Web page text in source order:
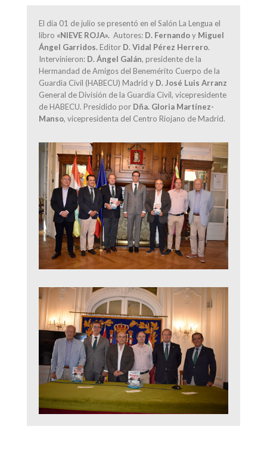
El día 01 de julio se presentó en el Salón La Lengua el
libro «NIEVE ROJA». Autores:D. Fernandoy Miguel
Ángel Garridos. Editor D. Vidal Pérez Herrero.
Intervinieron: D. Ángel Galán, presidente de la
Hermandad de Amigos del Benemérito Cuerpo de la
Guardia Civil (HABECU) Madrid y D. José Luis Arranz
General de División de la Guardia Civil, vicepresidente
de HABECU. Presidido por Dña. Gloria Martínez-
Manso, vicepresidenta del Centro Riojano de Madrid.